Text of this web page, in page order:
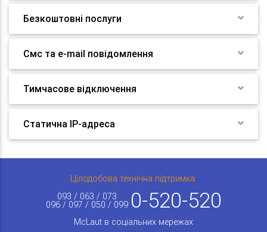
Безкоштовні послуги
Смс та e-mail повідомлення
Тимчасове відключення
Статична IP-адреса
Цілодобова технічна підтримка:
093 / 063 / 073
096 / 097 / 050 / 099 0-520-520
McLaut в соціальних мережах